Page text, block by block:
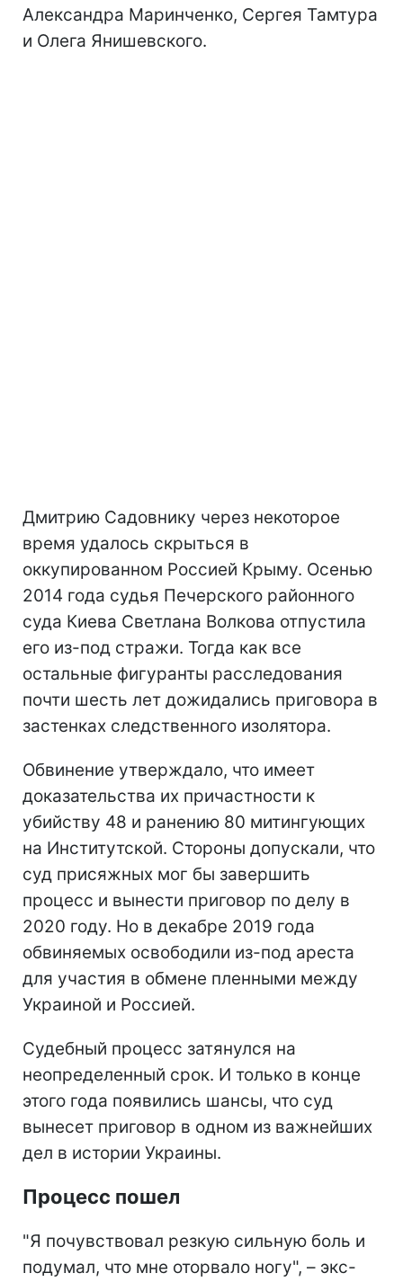
Александра Маринченко, Сергея Тамтура
и Олега Янишевского.
Дмитрию Садовнику через некоторое
время удалось скрыться в
оккупированном Россией Крыму. Осенью
2014 года судья Печерского районного
суда Киева Светлана Волкова отпустила
его из-под стражи. Тогда как все
остальные фигуранты расследования
почти шесть лет дожидались приговора в
застенках следственного изолятора.
Обвинение утверждало, что имеет
доказательства их причастности к
убийству 48 и ранению 80 митингующих
на Институтской. Стороны допускали, что
суд присяжных мог бы завершить
процесс и вынести приговор по делу в
2020 году. Но в декабре 2019 года
обвиняемых освободили из-под ареста
для участия в обмене пленными между
Украиной и Россией.
Судебный процесс затянулся на
неопределенный срок. И только в конце
этого года появились шансы, что суд
вынесет приговор в одном из важнейших
дел в истории Украины.
Процесс пошел
"Я почувствовал резкую сильную боль и
подумал, что мне оторвало ногу", – экс-